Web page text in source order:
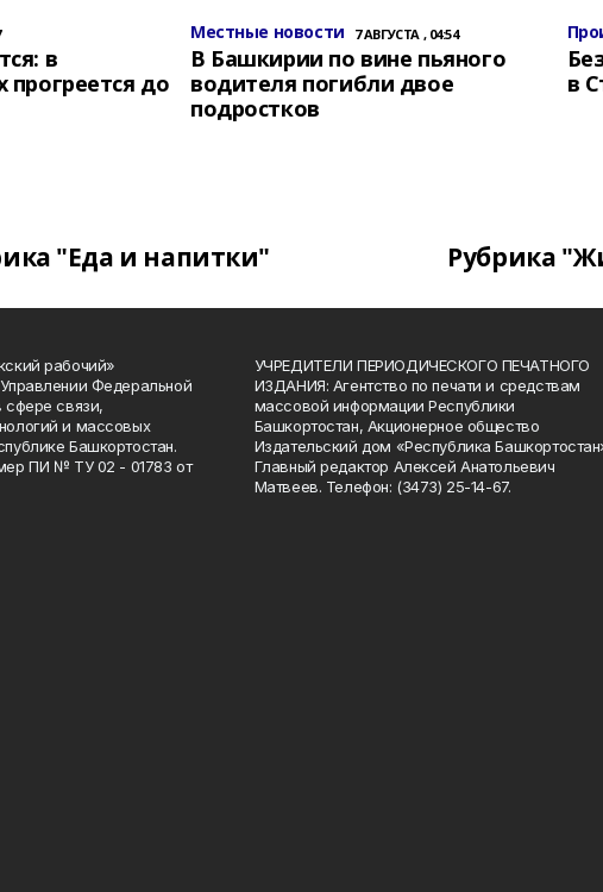
в
прогреется до
Местные новости 7 АВГУСТА , 04:54
В Башкирии по вине пьяного
водителя погибли двое
подростков
в
"Еда и напитки" Рубрика
рабочий»
Федеральной
связи,
и массовых
Башкортостан.
ПИ № ТУ 02 - 01783 от
УЧРЕДИТЕЛИ ПЕРИОДИЧЕСКОГО ПЕЧАТНОГО
ИЗДАНИЯ: Агентство по печати и средствам
массовой информации Республики
Башкортостан, Акционерное общество
Издательский дом «Республика
Главный редактор Алексей Анатольевич
Матвеев. Телефон: (3473) 25-14-67.